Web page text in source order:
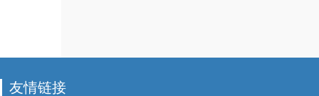
友情链接